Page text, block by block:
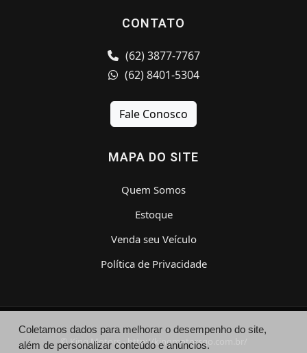
CONTATO
(62) 3877-7767
(62) 8401-5304
Fale Conosco
MAPA DO SITE
Quem Somos
Estoque
Venda seu Veículo
Política de Privacidade
© King Motors - http://kingmotorsgo.com.br/
Coletamos dados para melhorar o desempenho do site,
além de personalizar conteúdo e anúncios.